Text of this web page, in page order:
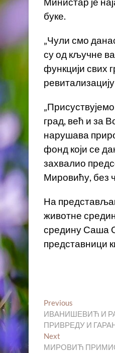
буке.
„Чули смо
су од кључне
функцији свих
град, већ и за
нарушава
фонд који се
захвалио
Мировићу, без
На
животне
средину Саша
представници
Кретање
чланка
Previous
post:
ИВАНИШЕВИЋ И
ПРИВРЕДУ И
Next
post:
МИРОВИЋ